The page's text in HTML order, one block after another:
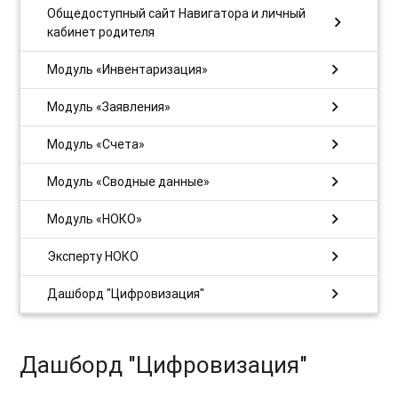
Общедоступный сайт Навигатора и личный
кабинет родителя
chevron_right
Модуль «Инвентаризация» chevron_right
Модуль «Заявления» chevron_right
Модуль «Счета» chevron_right
Модуль «Сводные данные» chevron_right
Модуль «НОКО» chevron_right
Эксперту НОКО chevron_right
Дашборд "Цифровизация" chevron_right
Дашборд "Цифровизация"